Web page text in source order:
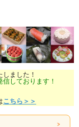
ました！
しております！
こちら＞＞